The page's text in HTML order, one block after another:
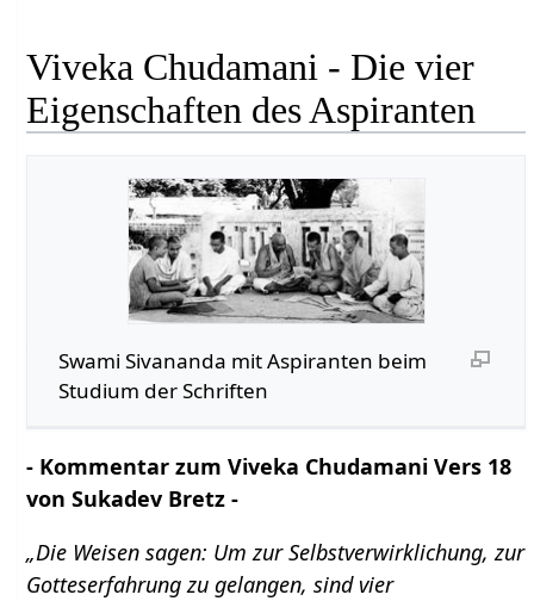
Viveka Chudamani - Die vier
Eigenschaften des Aspiranten
Swami Sivananda mit Aspiranten beim
Studium der Schriften
- Kommentar zum Viveka Chudamani Vers 18
von Sukadev Bretz -
„Die Weisen sagen: Um zur Selbstverwirklichung, zur
Gotteserfahrung zu gelangen, sind vier